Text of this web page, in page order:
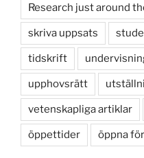
Research just around
skriva uppsats
tidskrift
upphovsrätt
vetenskapliga artiklar
öppettider öppna